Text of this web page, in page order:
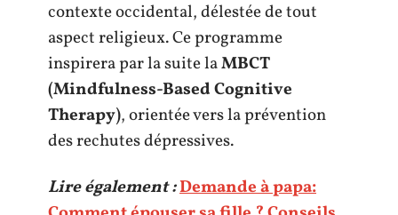
contexte occidental, délestée de tout
aspect religieux. Ce programme
inspirera par la suite laMBCT
(Mindfulness-Based Cognitive
Therapy), orientée vers la prévention
des rechutes dépressives.
Lire également :Demande à papa: